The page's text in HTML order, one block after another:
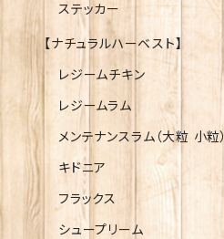
ステッカー
【ナチュラルハーベスト】
レジームチキン
レジームラム
メンテナンスラム（大粒 小粒）
キドニア
フラックス
シュープリーム